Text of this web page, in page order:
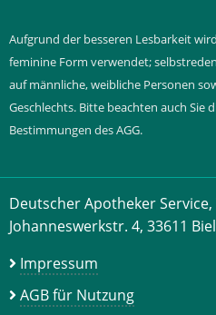
Aufgrund der besseren Lesbarkeit
feminine Form verwendet;
auf männliche, weibliche Personen
Geschlechts. Bitte beachten auch Sie
Bestimmungen des AGG.
Deutscher Apotheker
Johanneswerkstr. 4, 33611
Impressum
AGB für Nutzung